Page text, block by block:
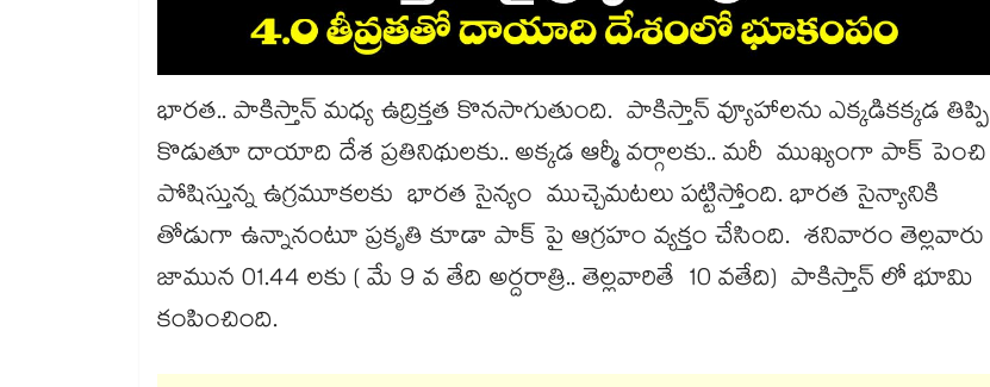
భారత.. పాకిస్తాన్​ మధ్య ఉద్రిక్తత కొనసాగుతుంది. పాకిస్తాన్ వ్యూహాలను ఎక్కడికక్కడ తిప్పి
కొడుతూ దాయాది దేశ ప్రతినిథులకు.. అక్కడ ఆర్మీ వర్గాలకు.. మరీ ముఖ్యంగా పాక్​ పెంచి
పోషిస్తున్న ఉగ్రమూకలకు భారత సైన్యం ముచ్చెమటలు పట్టిస్తోంది. భారత సైన్యానికి
తోడుగా ఉన్నానంటూ ప్రకృతి కూడా పాక్​ పై ఆగ్రహం వ్యక్తం చేసింది. శనివారం తెల్లవారు
జామున 01.44 లకు ( మే 9 వ తేది అర్దరాత్రి.. తెల్లవారితే 10 వతేది) పాకిస్తాన్​ లో భూమి
కంపించింది.